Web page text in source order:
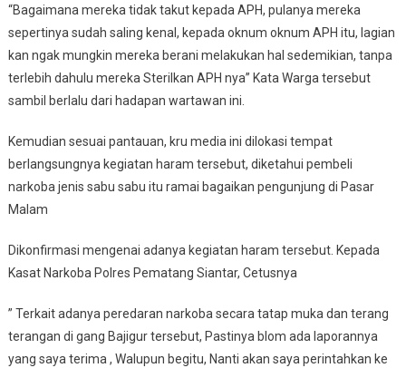
“Bagaimana mereka tidak takut kepada APH, pulanya mereka
sepertinya sudah saling kenal, kepada oknum oknum APH itu, lagian
kan ngak mungkin mereka berani melakukan hal sedemikian, tanpa
terlebih dahulu mereka Sterilkan APH nya” Kata Warga tersebut
sambil berlalu dari hadapan wartawan ini.
Kemudian sesuai pantauan, kru media ini dilokasi tempat
berlangsungnya kegiatan haram tersebut, diketahui pembeli
narkoba jenis sabu sabu itu ramai bagaikan pengunjung di Pasar
Malam
Dikonfirmasi mengenai adanya kegiatan haram tersebut. Kepada
Kasat Narkoba Polres Pematang Siantar, Cetusnya
” Terkait adanya peredaran narkoba secara tatap muka dan terang
terangan di gang Bajigur tersebut, Pastinya blom ada laporannya
yang saya terima , Walupun begitu, Nanti akan saya perintahkan ke